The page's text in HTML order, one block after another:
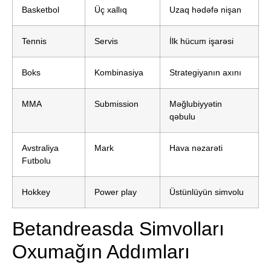
Basketbol Üç xallıq Uzaq hədəfə nişan
Tennis Servis İlk hücum işarəsi
Boks Kombinasiya Strategiyanın axını
MMA Submission
Məğlubiyyətin
qəbulu
Avstraliya
Futbolu
Mark Hava nəzarəti
Hokkey Power play Üstünlüyün simvolu
Betandreasda Simvolları
Oxumağın Addımları